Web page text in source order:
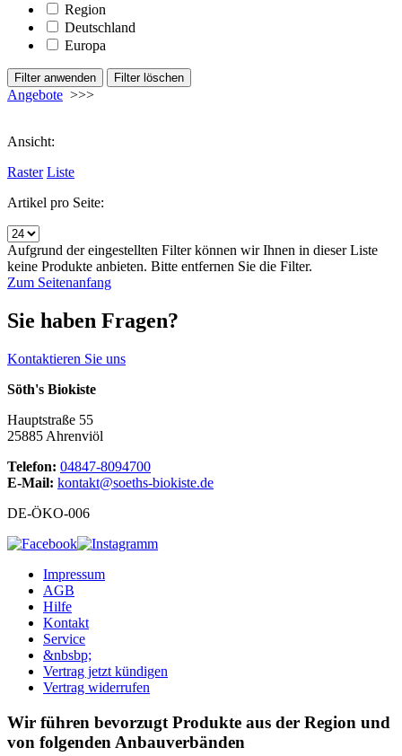
Region
Deutschland
Europa
Angebote >>>
Ansicht:
Raster Liste
Artikel pro Seite:
Aufgrund der eingestellten Filter können wir Ihnen in dieser Liste
keine Produkte anbieten. Bitte entfernen Sie die Filter.
Zum Seitenanfang
Sie haben Fragen?
Kontaktieren Sie uns
Söth's Biokiste
Hauptstraße 55
25885 Ahrenviöl
Telefon: 04847-8094700
E-Mail: kontakt@soeths-biokiste.de
DE-ÖKO-006
Impressum
AGB
Hilfe
Kontakt
Service
&nbsbp;
Vertrag jetzt kündigen
Vertrag widerrufen
Wir führen bevorzugt Produkte aus der Region und
von folgenden Anbauverbänden